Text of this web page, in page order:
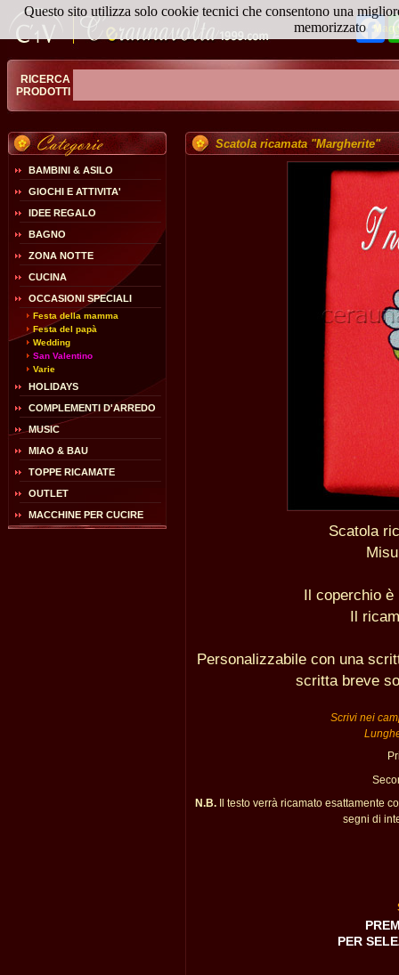
RICERCA
PRODOTTI
BAMBINI & ASILO
GIOCHI E ATTIVITA'
IDEE REGALO
BAGNO
ZONA NOTTE
CUCINA
OCCASIONI SPECIALI
Festa della mamma
Festa del papà
Wedding
San Valentino
Varie
HOLIDAYS
COMPLEMENTI D'ARREDO
MUSIC
MIAO & BAU
TOPPE RICAMATE
OUTLET
MACCHINE PER CUCIRE
Scatola ricamata "Margherite"
Scatola
Il coperchio è
Il
Personalizzabile con una
scritta breve
Scrivi nei
N.B. Il testo verrà ricamato esattamente
segni di
PER
Questo sito utilizza solo cookie tecnici che consentono una
memorizzato